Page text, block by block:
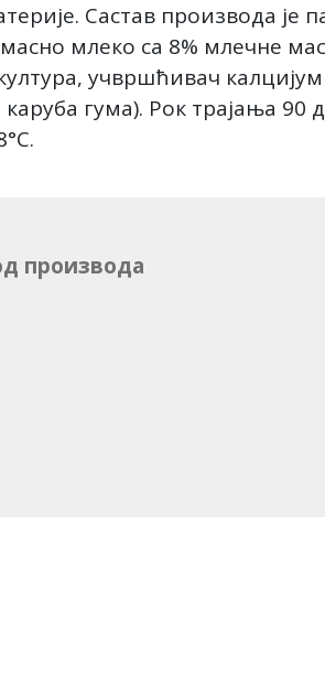
Састав производа је
млеко са 8% млечне
учвршћивач
каруба гума). Рок трајања
производа